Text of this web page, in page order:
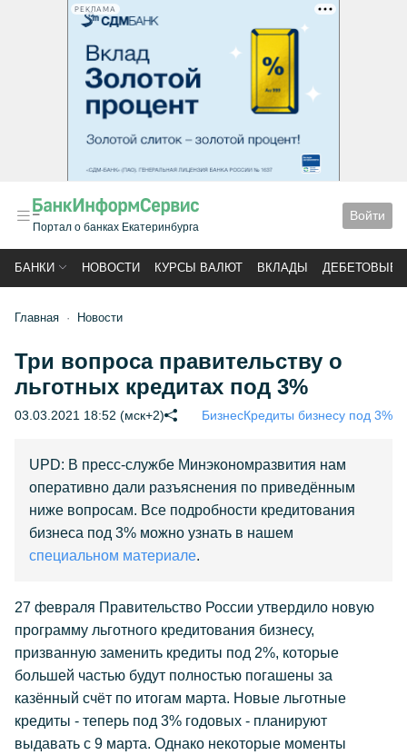
РЕКЛАМА
Портал о банках Екатеринбурга
Войти
БАНКИ НОВОСТИ КУРСЫ ВАЛЮТ ВКЛАДЫ ДЕБЕТОВЫЕ
Главная Новости
Три вопроса правительству о
льготных кредитах под 3%
03.03.2021 18:52 (мск+2) БизнесКредиты бизнесу под 3%
UPD: В пресс-службе Минэкономразвития нам
оперативно дали разъяснения по приведённым
ниже вопросам. Все подробности кредитования
бизнеса под 3% можно узнать в нашем
специальном материале.
27 февраля Правительство России утвердило новую
программу льготного кредитования бизнесу,
призванную заменить кредиты под 2%, которые
большей частью будут полностью погашены за
казённый счёт по итогам марта. Новые льготные
кредиты - теперь под 3% годовых - планируют
выдавать с 9 марта. Однако некоторые моменты